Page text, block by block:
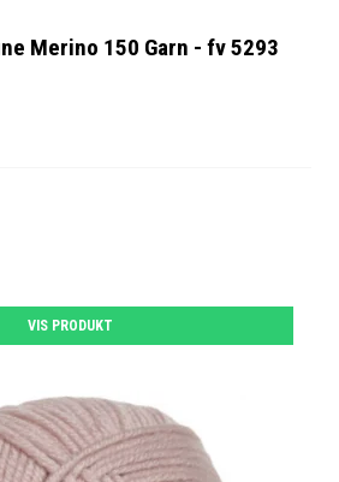
Merino 150 Garn - fv 5293
VIS PRODUKT